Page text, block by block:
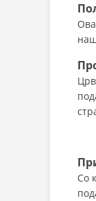
Со